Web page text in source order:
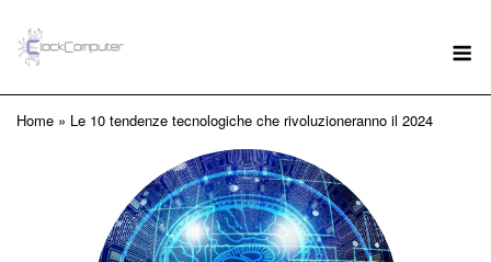
content
Home » Le 10 tendenze tecnologiche che rivoluzioneranno il 2024